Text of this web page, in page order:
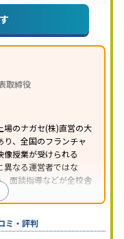
業の振替可能学習に
から受講可能
ケート調査方法を参照
取締役
場のナガセ(株)直営の大
り、全国のフランチャ
授業が受けられる
異なる運営者ではな
面談指導などが全校舎
針や校舎のルールが異
ではなく、担当者や
ると良いだろう。
ミ・評判